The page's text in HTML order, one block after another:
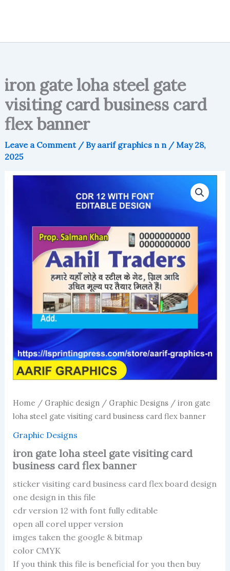
iron gate loha steel gate
visiting card business card
flex banner
Leave a Comment / Byaarif graphics n n / May 28,
2025
Home / Graphic design/ Graphic Designs/ iron gate
loha steel gate visiting card business card flex banner
Graphic Designs
iron gate loha steel gate visiting card
business card flex banner
sticker visiting card business card flex board design
one design in this file
cdr version 12 with font fully editable
open all corel upper version
imges taken the google & bitmap
color CMYK
If you think this file is beneficial for you then buy